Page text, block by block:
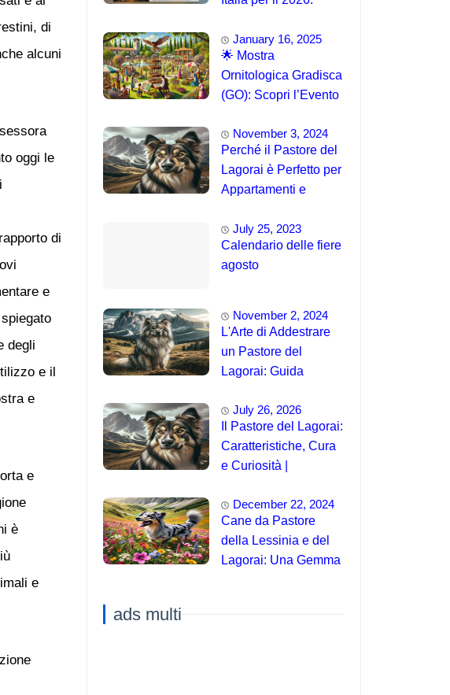
di
alcuni
oggi le
di
e
degli
e il
e
e
è
e
Eventi 🐦
January 16, 2025
🌟 Mostra
Ornitologica Gradisca
(GO): Scopri l’Evento
November 3, 2024
Perché il Pastore del
Lagorai è Perfetto per
Appartamenti e
July 25, 2023
Calendario delle fiere
agosto
November 2, 2024
L'Arte di Addestrare
un Pastore del
Lagorai: Guida
Principianti
July 26, 2026
Il Pastore del Lagorai:
Caratteristiche, Cura
e Curiosità |
Capacità di
Addestramento
December 22, 2024
Cane da Pastore
della Lessinia e del
Lagorai: Una Gemma
ads multi